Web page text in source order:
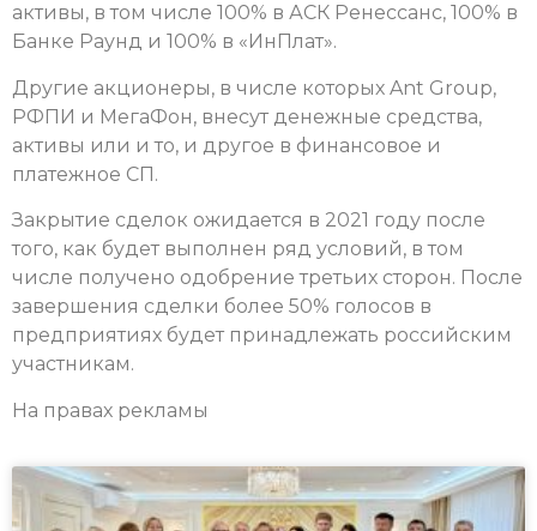
активы, в том числе 100% в АСК Ренессанс, 100% в
Банке Раунд и 100% в «ИнПлат».
Другие акционеры, в числе которых Ant Group,
РФПИ и МегаФон, внесут денежные средства,
активы или и то, и другое в финансовое и
платежное СП.
Закрытие сделок ожидается в 2021 году после
того, как будет выполнен ряд условий, в том
числе получено одобрение третьих сторон. После
завершения сделки более 50% голосов в
предприятиях будет принадлежать российским
участникам.
На правах рекламы